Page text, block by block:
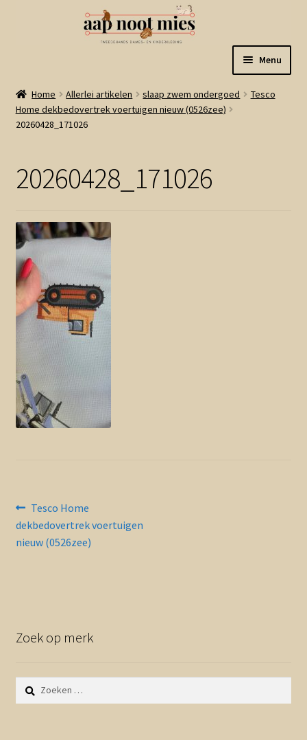
naar
navigatie
de
inhoud
Menu
Welkom
Gastenboek
Winkelmand
Linkjes
Contact en nieuwsbrief
Home Allerlei artikelen slaap zwem ondergoed
Tesco
Home dekbedovertrek voertuigen nieuw (0526zee)
20260428_171026
20260428_171026
Bericht
navigatie
Vorig
bericht:
Tesco Home
dekbedovertrek voertuigen
nieuw (0526zee)
Zoek op merk
Zoeken
naar: